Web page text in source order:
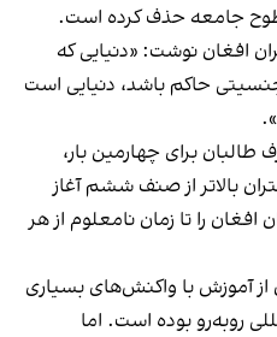
جامعه حذف کرده است.
افغان نوشت: «دنیایی که
حاکم باشد، دنیایی است
طالبان برای چهارمین بار،
بالاتر از صنف ششم آغاز
را تا زمان نامعلوم از هر
آموزش با واکنش‌های بسیاری
روبه‌رو بوده است. اما